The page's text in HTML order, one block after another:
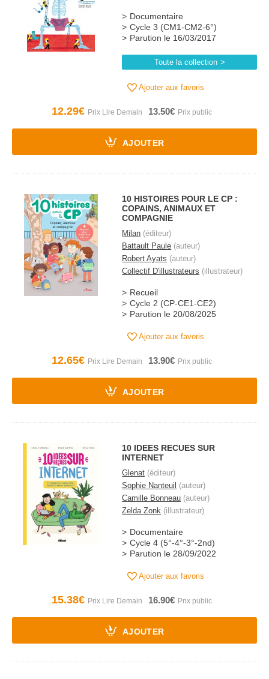
Documentaire
Cycle 3 (CM1-CM2-6°)
Parution le 16/03/2017
Toute la collection
Ajouter aux favoris
12.29€ 13.50€
AJOUTER
10 HISTOIRES POUR LE CP :
COPAINS, ANIMAUX ET
COMPAGNIE
Milan (éditeur)
Battault Paule (auteur)
Robert Ayats (auteur)
Collectif D'illustrateurs (illustrateur)
Recueil
Cycle 2 (CP-CE1-CE2)
Parution le 20/08/2025
Ajouter aux favoris
12.65€ 13.90€
AJOUTER
10 IDEES RECUES SUR
INTERNET
Glenat (éditeur)
Sophie Nanteuil (auteur)
Camille Bonneau (auteur)
Zelda Zonk (illustrateur)
Documentaire
Cycle 4 (5°-4°-3°-2nd)
Parution le 28/09/2022
Ajouter aux favoris
15.38€ 16.90€
AJOUTER